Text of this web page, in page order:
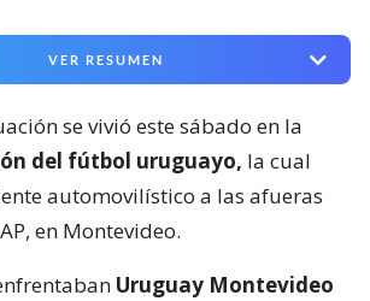
VER RESUMEN
se vivió este sábado en la
del fútbol uruguayo, la cual
automovilístico a las afueras
en Montevideo.
Uruguay Montevideo